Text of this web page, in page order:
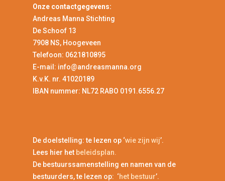
Onze contactgegevens:
Andreas Manna Stichting
De Schoof 13
7908 NS, Hoogeveen
Telefoon: 0621810895
E-mail: info@andreasmanna.org
K.v.K. nr. 41020189
IBAN nummer: NL72 RABO 0191.6556.27
De doelstelling: te lezen op ‘wie zijn wij’.
Lees hier het beleidsplan.
De bestuurssamenstelling en namen van de
bestuurders, te lezen op: ‘het bestuur’.